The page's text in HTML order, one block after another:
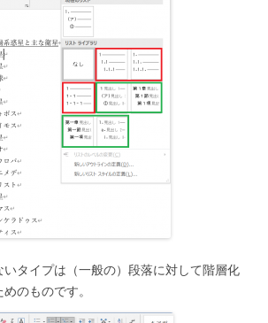
いタイプは（一般の）段落に対して階層化
のものです。